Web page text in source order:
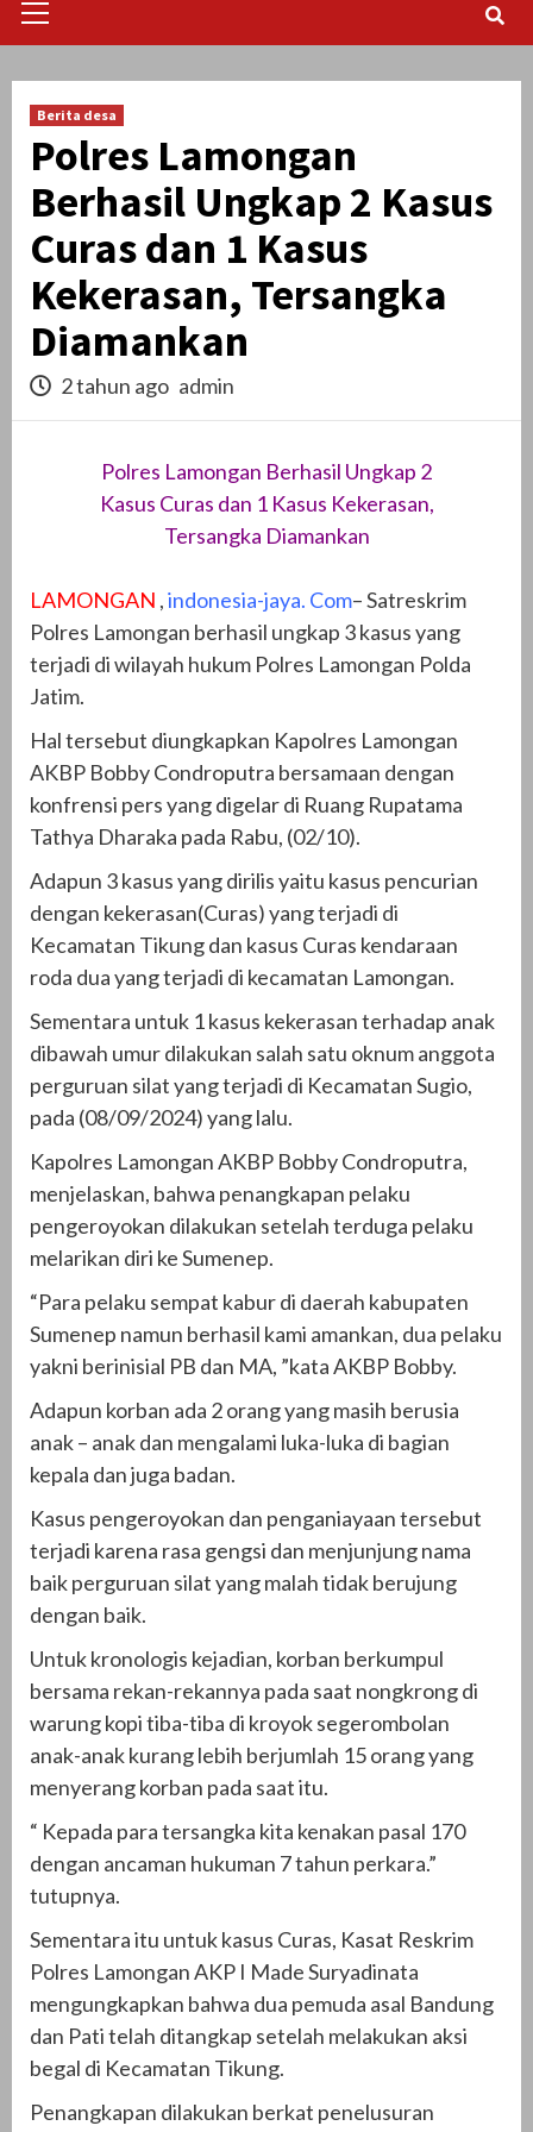
Menu
Berita desa
Polres Lamongan
Berhasil Ungkap 2 Kasus
Curas dan 1 Kasus
Kekerasan, Tersangka
Diamankan
2 tahun ago admin
Polres Lamongan Berhasil Ungkap 2
Kasus Curas dan 1 Kasus Kekerasan,
Tersangka Diamankan
LAMONGAN ,indonesia-jaya. Com– Satreskrim
Polres Lamongan berhasil ungkap 3 kasus yang
terjadi di wilayah hukum Polres Lamongan Polda
Jatim.
Hal tersebut diungkapkan Kapolres Lamongan
AKBP Bobby Condroputra bersamaan dengan
konfrensi pers yang digelar di Ruang Rupatama
Tathya Dharaka pada Rabu, (02/10).
Adapun 3 kasus yang dirilis yaitu kasus pencurian
dengan kekerasan(Curas) yang terjadi di
Kecamatan Tikung dan kasus Curas kendaraan
roda dua yang terjadi di kecamatan Lamongan.
Sementara untuk 1 kasus kekerasan terhadap anak
dibawah umur dilakukan salah satu oknum anggota
perguruan silat yang terjadi di Kecamatan Sugio,
pada (08/09/2024) yang lalu.
Kapolres Lamongan AKBP Bobby Condroputra,
menjelaskan, bahwa penangkapan pelaku
pengeroyokan dilakukan setelah terduga pelaku
melarikan diri ke Sumenep.
“Para pelaku sempat kabur di daerah kabupaten
Sumenep namun berhasil kami amankan, dua pelaku
yakni berinisial PB dan MA, ”kata AKBP Bobby.
Adapun korban ada 2 orang yang masih berusia
anak – anak dan mengalami luka-luka di bagian
kepala dan juga badan.
Kasus pengeroyokan dan penganiayaan tersebut
terjadi karena rasa gengsi dan menjunjung nama
baik perguruan silat yang malah tidak berujung
dengan baik.
Untuk kronologis kejadian, korban berkumpul
bersama rekan-rekannya pada saat nongkrong di
warung kopi tiba-tiba di kroyok segerombolan
anak-anak kurang lebih berjumlah 15 orang yang
menyerang korban pada saat itu.
“ Kepada para tersangka kita kenakan pasal 170
dengan ancaman hukuman 7 tahun perkara.”
tutupnya.
Sementara itu untuk kasus Curas, Kasat Reskrim
Polres Lamongan AKP I Made Suryadinata
mengungkapkan bahwa dua pemuda asal Bandung
dan Pati telah ditangkap setelah melakukan aksi
begal di Kecamatan Tikung.
Penangkapan dilakukan berkat penelusuran